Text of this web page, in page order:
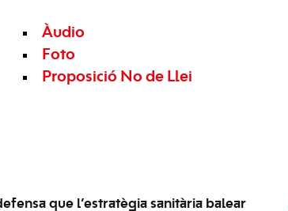
Àudio
Foto
Proposició No de Llei
que l’estratègia sanitària balear